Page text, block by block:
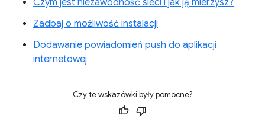
Zadbaj o możliwość instalacji
Dodawanie powiadomień push do aplikacji
internetowej
Czy te wskazówki były pomocne?